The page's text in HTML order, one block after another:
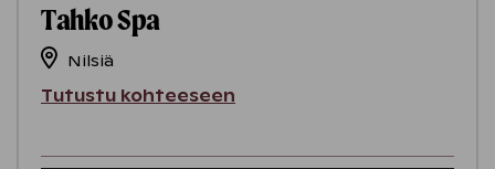
Tahko Spa
Nilsiä
Tutustu kohteeseen